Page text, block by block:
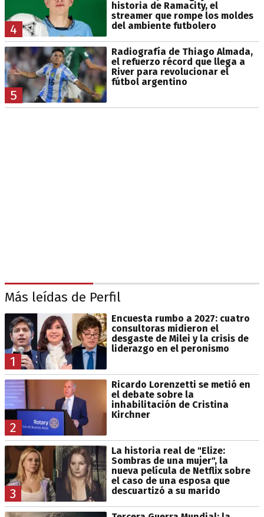
4
historia de Ramacity, el
streamer que rompe los moldes
del ambiente futbolero
5
Radiografía de Thiago Almada,
el refuerzo récord que llega a
River para revolucionar el
fútbol argentino
Más leídas de Perfil
1
Encuesta rumbo a 2027: cuatro
consultoras midieron el
desgaste de Milei y la crisis de
liderazgo en el peronismo
2
Ricardo Lorenzetti se metió en
el debate sobre la
inhabilitación de Cristina
Kirchner
3
La historia real de "Elize:
Sombras de una mujer", la
nueva película de Netflix sobre
el caso de una esposa que
descuartizó a su marido